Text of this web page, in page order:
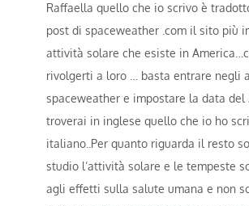
Raffaella quello che io scrivo è
post di spaceweather .com il sito più
attività solare che esiste in
rivolgerti a loro … basta entrare negli
spaceweather e impostare la data del
troverai in inglese quello che io ho
italiano..Per quanto riguarda il resto
studio l’attività solare e le tempeste
agli effetti sulla salute umana e non